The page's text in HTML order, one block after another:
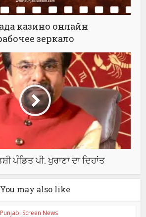
казино онлайн
зеркало
ਪੰਡਿਤ ਪੀ. ਖੁਰਾਣਾ ਦਾ ਦਿਹਾਂਤ
You may also like
Punjabi Screen News